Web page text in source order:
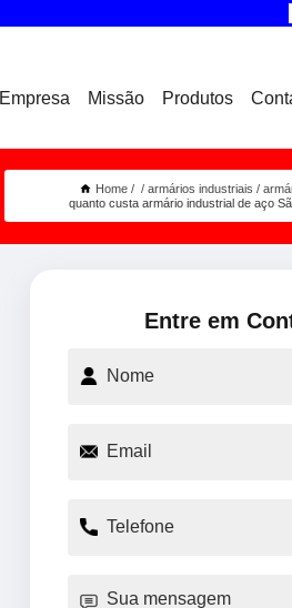
Empresa Missão Produtos
Home armários industriais
quanto custa armário industrial de aço
Entre em